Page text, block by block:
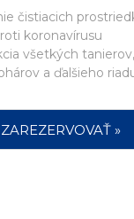
čistiacich
koronavírusu
všetkých tanierov,
a ďalšieho
ZAREZERVOVAŤ »